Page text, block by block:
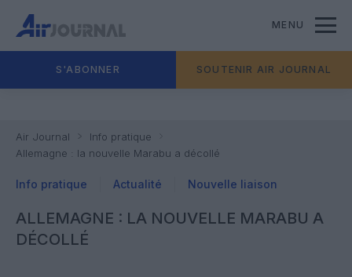
MENU
S'ABONNER SOUTENIR AIR JOURNAL
Air Journal
Info pratique
Allemagne : la nouvelle Marabu a décollé
Info pratique Actualité Nouvelle liaison
ALLEMAGNE : LA NOUVELLE MARABU A
DÉCOLLÉ